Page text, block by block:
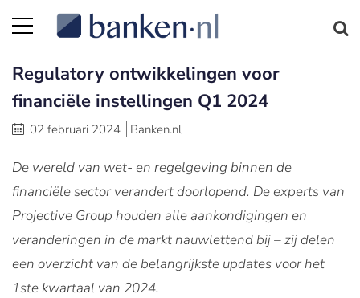
Regulatory ontwikkelingen voor
financiële instellingen Q1 2024
02 februari 2024 Banken.nl
De wereld van wet- en regelgeving binnen de
financiële sector verandert doorlopend. De experts van
Projective Group houden alle aankondigingen en
veranderingen in de markt nauwlettend bij – zij delen
een overzicht van de belangrijkste updates voor het
1ste kwartaal van 2024.